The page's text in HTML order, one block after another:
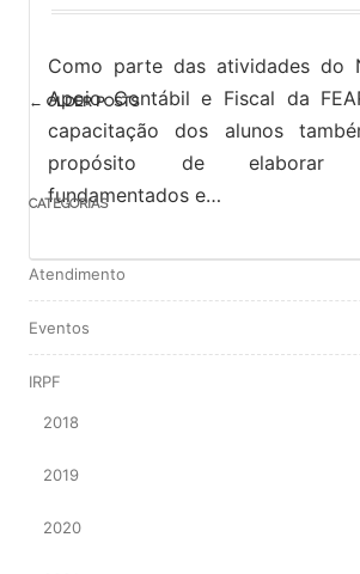
Como parte das atividades do
Apoio Contábil e Fiscal da
capacitação dos alunos
propósito de elaborar
fundamentados e…
Post
navigation
← OLDER POSTS
CATEGORIAS
Atendimento
Eventos
IRPF
2018
2019
2020